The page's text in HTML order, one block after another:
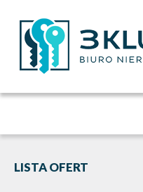
LISTA OFERT